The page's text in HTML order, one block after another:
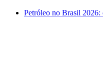
Petróleo no Brasil 2026: